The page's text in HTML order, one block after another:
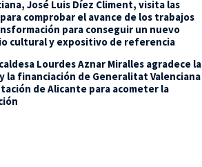
José Luis Díez Climent, visita las
comprobar el avance de los trabajos
para conseguir un nuevo
cultural y expositivo de referencia
Lourdes Aznar Miralles agradece la
la financiación de Generalitat Valenciana
de Alicante para acometer la